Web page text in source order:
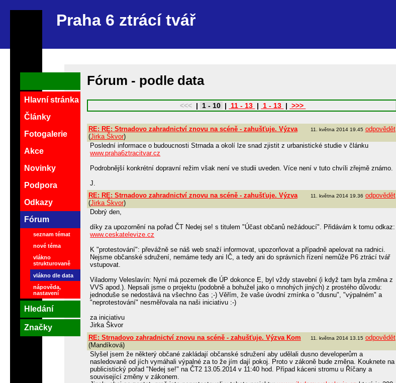
Praha 6 ztrácí tvář
Fórum - podle data
<<< | 1 - 10 | 11 - 13 | 1 - 13 | >>>
11. května 2014 19.45 odpovědět
RE: RE: Strnadovo zahradnictví znovu na scéně - zahušťuje. Výzva
(Jirka Škvor)
Poslední informace o budoucnosti Strnada a okolí lze snad zjistit z urbanistické studie v článku
www.praha6ztracitvar.cz
Podrobnější konkrétní dopravní režim však není ve studii uveden. Více není v tuto chvíli zřejmě známo.
J.
11. května 2014 19.36 odpovědět
RE: RE: Strnadovo zahradnictví znovu na scéně - zahušťuje. Výzva
(Jirka Škvor)
Dobrý den,
díky za upozornění na pořad ČT Nedej se! s titulem "Účast občanů nežádoucí". Přidávám k tomu odkaz:
www.ceskatelevize.cz
K "protestování": převážně se náš web snaží informovat, upozorňovat a případně apelovat na radnici.
Nejsme občanské sdružení, nemáme tedy ani IČ, a tedy ani do správních řízení nemůže P6 ztrácí tvář
vstupovat.
Viladomy Veleslavín: Nyní má pozemek dle ÚP dokonce E, byl vždy stavební (i když tam byla změna z
VVS apod.). Nepsali jsme o projektu (podobně a bohužel jako o mnohých jiných) z prostého důvodu:
jednoduše se nedostává na všechno čas ;-) Věřím, že vaše úvodní zmínka o "dusnu", "výpalném" a
"neprotestování" nesměřovala na naši iniciativu :-)
za iniciativu
Jirka Škvor
11. května 2014 13.15 odpovědět
RE: Strnadovo zahradnictví znovu na scéně - zahušťuje. Výzva Kom
(Mandíková)
Slyšel jsem že některý občané zakládají občanské sdružení aby udělali dusno developerům a
nasledovaně od jích vymáhali výpalné za to že jím dají pokoj. Proto v zákoně bude změna. Kouknete na
publicistický pořad "Nedej se!" na ČT2 13.05.2014 v 11:40 hod. Případ káceni stromu u Říčany a
související změny v zákonem.
Hlavní stránka
Články
Fotogalerie
Akce
Novinky
Podpora
Odkazy
Fórum
seznam témat
nové téma
vlákno
strukturovaně
vlákno dle data
nápověda,
nastavení
Hledání
Značky